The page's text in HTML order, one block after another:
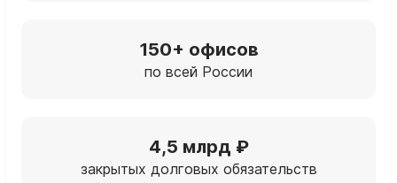
150+ офисов
по всей России
4,5 млрд ₽
закрытых долговых обязательств